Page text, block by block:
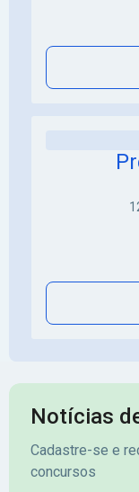
Notícias
Cadastre-se e
concursos